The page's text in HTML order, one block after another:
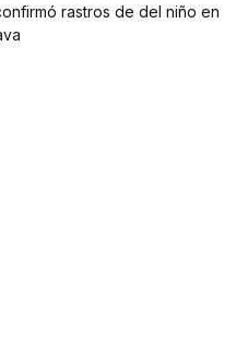
rastros de del niño en